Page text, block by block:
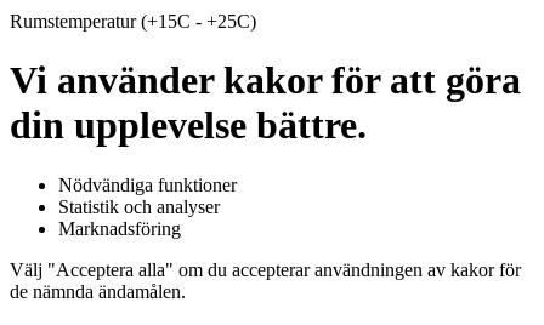
Rumstemperatur (+15C - +25C)
Vi använder kakor för att göra
din upplevelse bättre.
Nödvändiga funktioner
Statistik och analyser
Marknadsföring
Välj "Acceptera alla" om du accepterar användningen av kakor för
de nämnda ändamålen.